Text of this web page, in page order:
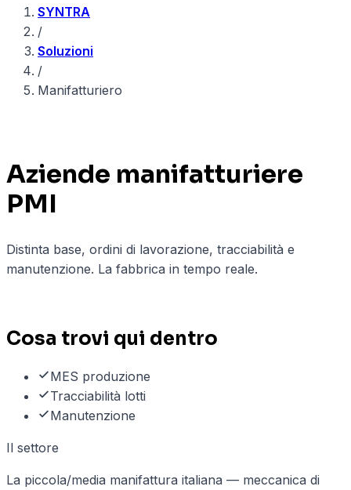
SYNTRA
/
Soluzioni
/
Manifatturiero
Aziende manifatturiere
PMI
Distinta base, ordini di lavorazione, tracciabilità e
manutenzione. La fabbrica in tempo reale.
Cosa trovi qui dentro
MES produzione
Tracciabilità lotti
Manutenzione
Il settore
La piccola/media manifattura italiana — meccanica di